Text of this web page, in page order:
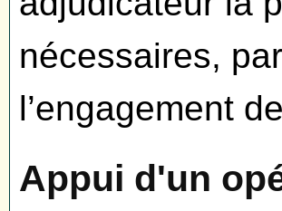
nécessaires,
l’engagement
Appui d'un